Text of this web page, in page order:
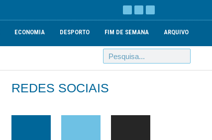
ECONOMIA DESPORTO FIM DE SEMANA ARQUIVO
REDES SOCIAIS